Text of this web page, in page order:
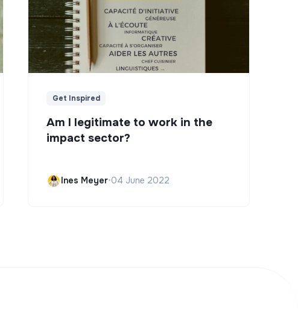
Get Inspired
Am I legitimate to work in the
impact sector?
Ines Meyer•04 June 2022